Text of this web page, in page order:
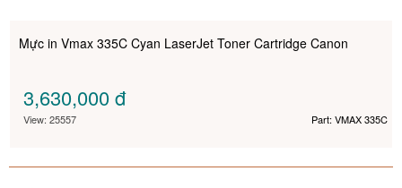
Mực in Vmax 335C Cyan LaserJet Toner Cartridge Canon
3,630,000đ
View: 25557 Part: VMAX 335C